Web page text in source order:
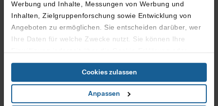
Werbung und Inhalte, Messungen von Werbung und
Inhalten, Zielgruppenforschung sowie Entwicklung von
Angeboten zu ermöglichen. Sie entscheiden darüber, wer
Ihre Daten für welche Zwecke nutzt. Sie können Ihre
Einwilligung jederzeit über die Cookie-Erklärung oder
durch Klicken auf das Privacy Trigger Symbol ändern oder
Wenn Sie es erlauben, würden wir auch gerne:
Cookies zulassen
Anpassen
Italien
Genua
Schweden
Göteborg